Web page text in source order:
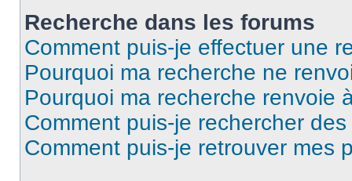
Recherche dans les forums
Comment puis-je effectuer une
Pourquoi ma recherche ne
Pourquoi ma recherche renvoie
Comment puis-je rechercher
Comment puis-je retrouver mes